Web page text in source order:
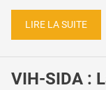
LIRE LA SUITE
VIH-SIDA :